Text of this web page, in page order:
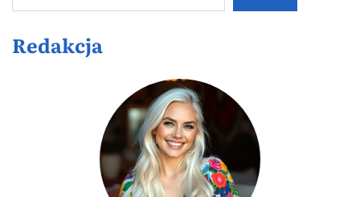
Redakcja